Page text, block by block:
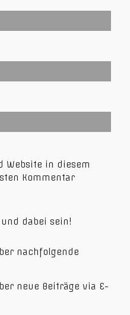
Website in diesem
Kommentar
dabei sein!
nachfolgende
neue Beiträge via E-